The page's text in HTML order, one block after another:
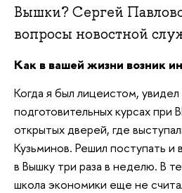
Вышки? Сергей
вопросы новостной
Как в вашей жизни возник
Когда я был лицеистом,
подготовительных курсах
открытых дверей, где
Кузьминов. Решил поступать и
в Вышку три раза в неделю. В
школа экономики еще не